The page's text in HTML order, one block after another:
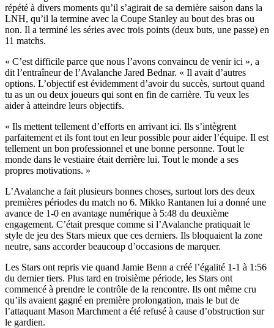
répété à divers moments qu’il s’agirait de sa dernière saison dans la
LNH, qu’il la termine avec la Coupe Stanley au bout des bras ou
non. Il a terminé les séries avec trois points (deux buts, une passe) en
11 matchs.
« C’est difficile parce que nous l’avons convaincu de venir ici », a
dit l’entraîneur de l’Avalanche Jared Bednar. « Il avait d’autres
options. L’objectif est évidemment d’avoir du succès, surtout quand
tu as un ou deux joueurs qui sont en fin de carrière. Tu veux les
aider à atteindre leurs objectifs.
« Ils mettent tellement d’efforts en arrivant ici. Ils s’intègrent
parfaitement et ils font tout en leur possible pour aider l’équipe. Il est
tellement un bon professionnel et une bonne personne. Tout le
monde dans le vestiaire était derrière lui. Tout le monde a ses
propres motivations. »
L’Avalanche a fait plusieurs bonnes choses, surtout lors des deux
premières périodes du match no 6. Mikko Rantanen lui a donné une
avance de 1-0 en avantage numérique à 5:48 du deuxième
engagement. C’était presque comme si l’Avalanche pratiquait le
style de jeu des Stars mieux que ces derniers. Ils bloquaient la zone
neutre, sans accorder beaucoup d’occasions de marquer.
Les Stars ont repris vie quand Jamie Benn a créé l’égalité 1-1 à 1:56
du dernier tiers. Plus tard en troisième période, les Stars ont
commencé à prendre le contrôle de la rencontre. Ils ont même cru
qu’ils avaient gagné en première prolongation, mais le but de
l’attaquant Mason Marchment a été refusé à cause d’obstruction sur
le gardien.